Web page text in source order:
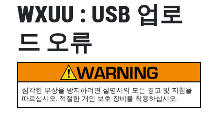
WXUU : USB 업로
드 오류
심각한 부상을 방지하려면 설명서의 모든 경고 및 지침을
따르십시오. 적절한 개인 보호 장비를 착용하십시오.